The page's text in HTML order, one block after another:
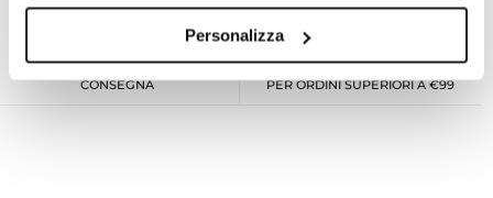
Personalizza
RESO ENTRO 14 GIORNI DALLA
CONSEGNA
SPEDIZIONE GRATUITA IN ITALIA
PER ORDINI SUPERIORI A €99